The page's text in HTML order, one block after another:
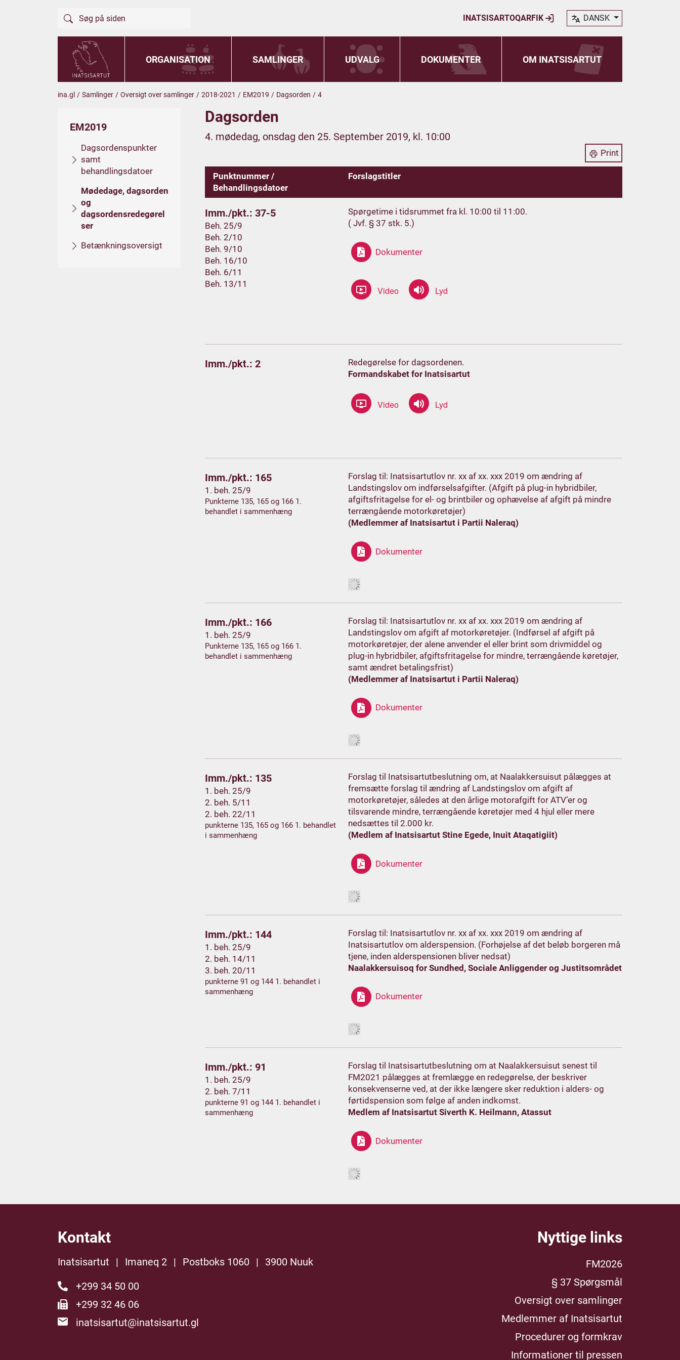
INATSISARTOQARFIK DANSK
ORGANISATION SAMLINGER UDVALG DOKUMENTER OM INATSISARTUT
ina.gl / Samlinger / Oversigt over samlinger / 2018-2021 / EM2019 / Dagsorden / 4
EM2019
Dagsordenspunkter
samt
behandlingsdatoer
Mødedage, dagsorden
og
dagsordensredegørel
ser
Betænkningsoversigt
Dagsorden
4. mødedag, onsdag den 25. September 2019, kl. 10:00
Print
Punktnummer /
Behandlingsdatoer
Forslagstitler
Imm./pkt.: 37-5
Beh. 25/9
Beh. 2/10
Beh. 9/10
Beh. 16/10
Beh. 6/11
Beh. 13/11
Spørgetime i tidsrummet fra kl. 10:00 til 11:00.
( Jvf. § 37 stk. 5.)
Dokumenter
Imm./pkt.: 2
Redegørelse for dagsordenen.
Formandskabet for Inatsisartut
Imm./pkt.: 165
1. beh. 25/9
Punkterne 135, 165 og 166 1.
behandlet i sammenhæng
Forslag til: Inatsisartutlov nr. xx af xx. xxx 2019 om ændring af
Landstingslov om indførselsafgifter. (Afgift på plug-in hybridbiler,
afgiftsfritagelse for el- og brintbiler og ophævelse af afgift på mindre
terrængående motorkøretøjer)
(Medlemmer af Inatsisartut i Partii Naleraq)
Dokumenter
Imm./pkt.: 166
1. beh. 25/9
Punkterne 135, 165 og 166 1.
behandlet i sammenhæng
Forslag til: Inatsisartutlov nr. xx af xx. xxx 2019 om ændring af
Landstingslov om afgift af motorkøretøjer. (Indførsel af afgift på
motorkøretøjer, der alene anvender el eller brint som drivmiddel og
plug-in hybridbiler, afgiftsfritagelse for mindre, terrængående køretøjer,
samt ændret betalingsfrist)
(Medlemmer af Inatsisartut i Partii Naleraq)
Dokumenter
Imm./pkt.: 135
1. beh. 25/9
2. beh. 5/11
2. beh. 22/11
punkterne 135, 165 og 166 1. behandlet
i sammenhæng
Forslag til Inatsisartutbeslutning om, at Naalakkersuisut pålægges at
fremsætte forslag til ændring af Landstingslov om afgift af
motorkøretøjer, således at den årlige motorafgift for ATV’er og
tilsvarende mindre, terrængående køretøjer med 4 hjul eller mere
nedsættes til 2.000 kr.
(Medlem af Inatsisartut Stine Egede, Inuit Ataqatigiit)
Dokumenter
Imm./pkt.: 144
1. beh. 25/9
2. beh. 14/11
3. beh. 20/11
punkterne 91 og 144 1. behandlet i
sammenhæng
Forslag til: Inatsisartutlov nr. xx af xx. xxx 2019 om ændring af
Inatsisartutlov om alderspension. (Forhøjelse af det beløb borgeren må
tjene, inden alderspensionen bliver nedsat)
Naalakkersuisoq for Sundhed, Sociale Anliggender og Justitsområdet
Dokumenter
Imm./pkt.: 91
1. beh. 25/9
2. beh. 7/11
punkterne 91 og 144 1. behandlet i
sammenhæng
Forslag til Inatsisartutbeslutning om at Naalakkersuisut senest til
FM2021 pålægges at fremlægge en redegørelse, der beskriver
konsekvenserne ved, at der ikke længere sker reduktion i alders- og
førtidspension som følge af anden indkomst.
Medlem af Inatsisartut Siverth K. Heilmann, Atassut
Dokumenter
Kontakt
Inatsisartut | Imaneq 2 | Postboks 1060 |
3900 Nuuk
+299 34 50 00
+299 32 46 06
inatsisartut@inatsisartut.gl
Nyttige links
FM2026
§ 37 Spørgsmål
Oversigt over samlinger
Medlemmer af Inatsisartut
Procedurer og formkrav
Informationer til pressen